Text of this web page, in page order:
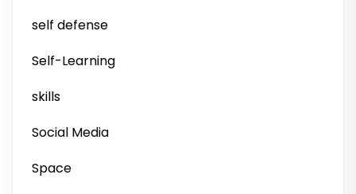
self defense
Self-Learning
skills
Social Media
Space